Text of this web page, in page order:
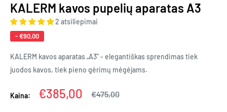
KALERM kavos pupelių aparatas A3
2 atsiliepimai
-€90,00
KALERM kavos aparatas „A3” - elegantiškas sprendimas tiek
juodos kavos, tiek pieno gėrimų mėgėjams.
Kaina: Kaina
€385,00
Įprasta
€475,00